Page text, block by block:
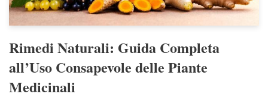
Rimedi Naturali: Guida Completa
all’Uso Consapevole delle Piante
Medicinali